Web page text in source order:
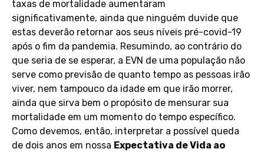
taxas de mortalidade aumentaram
significativamente, ainda que ninguém duvide que
estas deverão retornar aos seus níveis pré-covid-19
após o fim da pandemia. Resumindo, ao contrário do
que seria de se esperar, a EVN de uma população não
serve como previsão de quanto tempo as pessoas irão
viver, nem tampouco da idade em que irão morrer,
ainda que sirva bem o propósito de mensurar sua
mortalidade em um momento do tempo específico.
Como devemos, então, interpretar a possível queda
de dois anos em nossa Expectativa de Vida ao